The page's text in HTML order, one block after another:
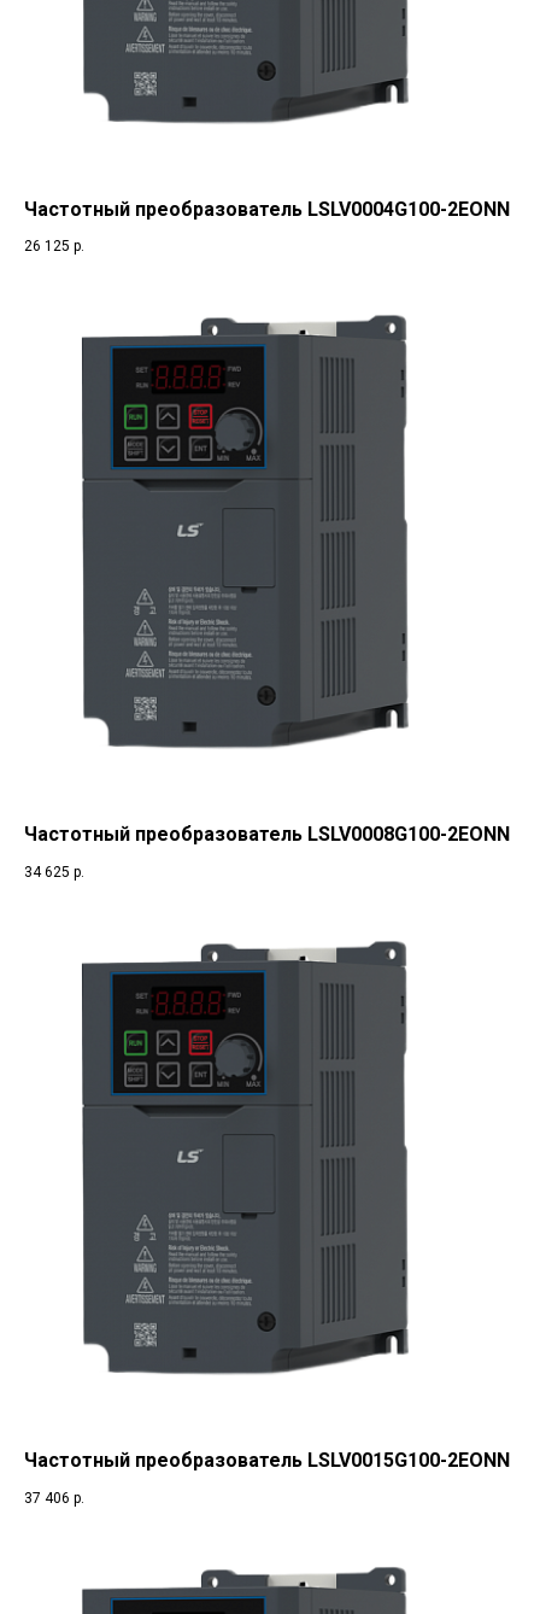
Частотный преобразователь LSLV0004G100-2EONN
26 125 р.
Частотный преобразователь LSLV0008G100-2EONN
34 625 р.
Частотный преобразователь LSLV0015G100-2EONN
37 406 р.